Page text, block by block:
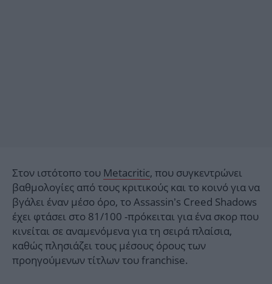
Στον ιστότοπο του Metacritic, που συγκεντρώνει
βαθμολογίες από τους κριτικούς και το κοινό για να
βγάλει έναν μέσο όρο, το Assassin’s Creed Shadows
έχει φτάσει στο 81/100 -πρόκειται για ένα σκορ που
κινείται σε αναμενόμενα για τη σειρά πλαίσια,
καθώς πλησιάζει τους μέσους όρους των
προηγούμενων τίτλων του franchise.